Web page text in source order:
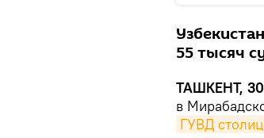
55 тысяч
ТАШКЕНТ,
в
ГУВД